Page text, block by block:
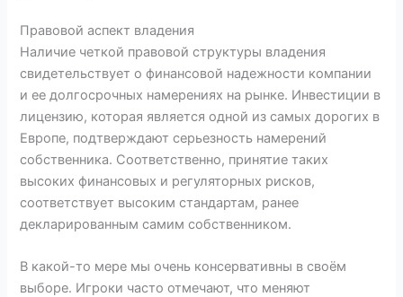
Правовой аспект владения
Наличие четкой правовой структуры владения
свидетельствует о финансовой надежности компании
и ее долгосрочных намерениях на рынке. Инвестиции в
лицензию, которая является одной из самых дорогих в
Европе, подтверждают серьезность намерений
собственника. Соответственно, принятие таких
высоких финансовых и регуляторных рисков,
соответствует высоким стандартам, ранее
декларированным самим собственником.
В какой-то мере мы очень консервативны в своём
выборе. Игроки часто отмечают, что меняют